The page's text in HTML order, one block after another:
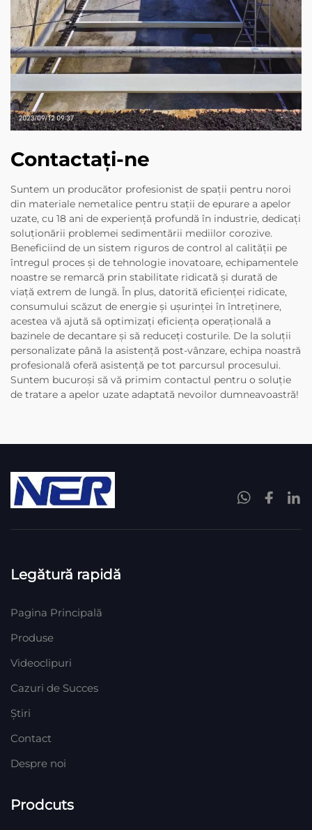
Contactați-ne
Suntem un producător profesionist de spații pentru noroi
din materiale nemetalice pentru stații de epurare a apelor
uzate, cu 18 ani de experiență profundă în industrie, dedicați
soluționării problemei sedimentării mediilor corozive.
Beneficiind de un sistem riguros de control al calității pe
întregul proces și de tehnologie inovatoare, echipamentele
noastre se remarcă prin stabilitate ridicată și durată de
viață extrem de lungă. În plus, datorită eficienței ridicate,
consumului scăzut de energie și ușurinței în întreținere,
acestea vă ajută să optimizați eficiența operațională a
bazinele de decantare și să reduceți costurile. De la soluții
personalizate până la asistență post-vânzare, echipa noastră
profesională oferă asistență pe tot parcursul procesului.
Suntem bucuroși să vă primim contactul pentru o soluție
de tratare a apelor uzate adaptată nevoilor dumneavoastră!
Legătură rapidă
Pagina Principală
Produse
Videoclipuri
Cazuri de Succes
Știri
Contact
Despre noi
Prodcuts